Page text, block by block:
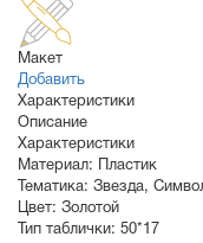
Макет
Добавить
Характеристики
Описание
Характеристики
Материал: Пластик
Тематика: Звезда,
Цвет: Золотой
Тип таблички: 50*17